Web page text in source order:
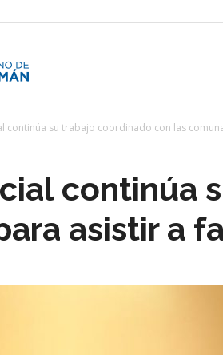
Ministerio
de
Desarrollo
continúa su trabajo coordinado con las
continúa
asistir a